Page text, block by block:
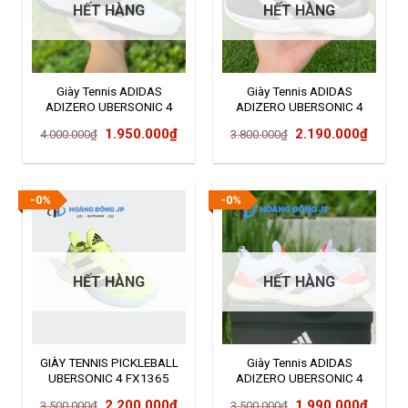
HẾT HÀNG
Giày Tennis ADIDAS
ADIZERO UBERSONIC 4
4.000.000₫ Giá
1.950.000₫Giá
1.950.000₫.
HẾT HÀNG
Giày Tennis ADIDAS
ADIZERO UBERSONIC 4
3.800.000₫ Giá
3.800.000₫.
2.190.000₫Giá
là:
-0%
HẾT HÀNG
GIÀY TENNIS PICKLEBALL
UBERSONIC 4 FX1365
Giá Giá
-0%
HẾT HÀNG
Giày Tennis ADIDAS
ADIZERO UBERSONIC 4
Giá Giá